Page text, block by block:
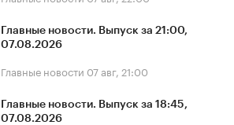
Главные новости. Выпуск за 21:00,
07.08.2026
Главные новости 07 авг, 21:00
Главные новости. Выпуск за 18:45,
07.08.2026